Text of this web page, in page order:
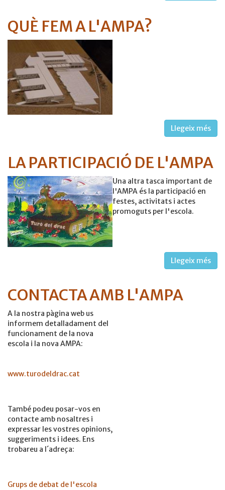
QUÈ FEM A L'AMPA?
Llegeix més
LA PARTICIPACIÓ DE L'AMPA
Una altra tasca important de
l'AMPA és la participació en
festes, activitats i actes
promoguts per l'escola.
Llegeix més
CONTACTA AMB L'AMPA
A la nostra pàgina web us
informem detalladament del
funcionament de la nova
escola i la nova AMPA:
www.turodeldrac.cat
També podeu posar-vos en
contacte amb nosaltres i
expressar les vostres opinions,
suggeriments i idees. Ens
trobareu a l´adreça:
Grups de debat de l'escola